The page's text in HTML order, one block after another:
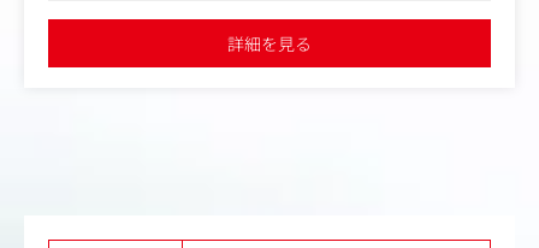
責任範囲・KPI
●CPA（顧客獲得単価）、CVR（コンバージョン率）、
環境が整備されています
●2020年4月に設立された会社のため、会社の成長が自身の成長
につながっていきます